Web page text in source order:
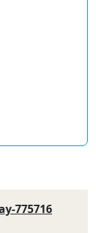
775716